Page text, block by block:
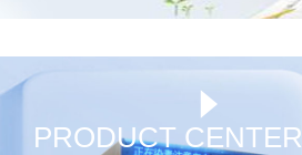
PRODUCT CENTER